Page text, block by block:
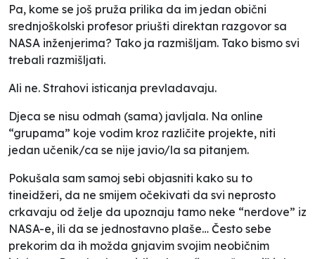
Pa, kome se još pruža prilika da im jedan obični
srednjoškolski profesor priušti direktan razgovor sa
NASA inženjerima? Tako ja razmišljam. Tako bismo svi
trebali razmišljati.
Ali ne. Strahovi isticanja prevladavaju.
Djeca se nisu odmah (sama) javljala. Na online
“grupama” koje vodim kroz različite projekte, niti
jedan učenik/ca se nije javio/la sa pitanjem.
Pokušala sam samoj sebi objasniti kako su to
tineidžeri, da ne smijem očekivati da svi neprosto
crkavaju od želje da upoznaju tamo neke “nerdove” iz
NASA-e, ili da se jednostavno plaše… Često sebe
prekorim da ih možda gnjavim svojim neobičnim